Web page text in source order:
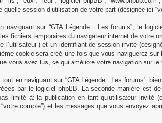
session d’utilisation de votre part (désignée ici
sur “GTA Légende : Les forums”, le
fichiers temporaires du navigateur internet de votre
et un identifiant de session invité
cookie sera créé une fois que vous naviguerez sur
vous avez lus, ce qui améliore votre navigation sur le
en naviguant sur “GTA Légende : Les forums”,
par le logiciel phpBB. La seconde manière est de
limité à: la publication en tant qu’utilisateur invité
compte”) et les messages que vous envoyez